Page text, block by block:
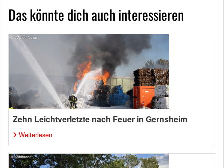
Das könnte dich auch interessieren
Zehn Leichtverletzte nach Feuer in Gernsheim
Weiterlesen